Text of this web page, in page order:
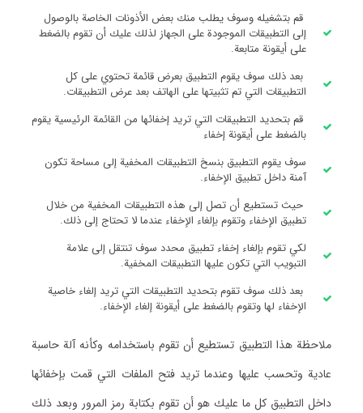
قم بتشغيله وسوف يطلب منك بعض الأذونات الخاصة بالوصول
إلى التطبيقات الموجودة على الجهاز لذلك عليك أن تقوم بالضغط
على أيقونة متابعة.
بعد ذلك سوف يقوم التطبيق بعرض قائمة تحتوي على كل
التطبيقات التي تم تثبيتها على الهاتف بعد عرض التطبيقات.
قم بتحديد التطبيقات التي تريد إخفائها من القائمة الرئيسية يقوم
بالضغط على أيقونة إخفاء
سوف يقوم التطبيق بنسخ التطبيقات المخفية إلى مساحة تكون
آمنة داخل تطبيق الإخفاء.
حيث تستطيع أن تصل إلى هذه التطبيقات المخفية من خلال
تطبيق الإخفاء وتقوم بإلغاء الإخفاء عندما لا تحتاج إلى ذلك.
لكي تقوم بإلغاء إخفاء تطبيق محدد سوف تنتقل إلى علامة
التبويب التي تكون عليها التطبيقات المخفية.
بعد ذلك سوف تقوم بتحديد التطبيقات التي تريد إلغاء خاصية
الإخفاء لها وتقوم بالضغط على أيقونة إلغاء الإخفاء.
ملاحظة هذا التطبيق تستطيع أن تقوم باستخدامه وكأنه آلة حاسبة
عادية وتحسب عليها وعندما تريد فتح الملفات التي قمت بإخفائها
داخل التطبيق كل ما عليك هو أن تقوم بكتابة رمز المرور وبعد ذلك